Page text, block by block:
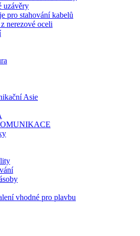
uzávěry
pro stahování kabelů
nerezové oceli
Asie
vhodné pro plavbu